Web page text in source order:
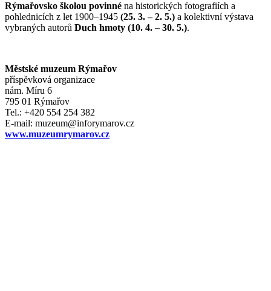
Rýmařovsko školou povinné na historických fotografiích a
pohlednicích z let 1900–1945 (25. 3. – 2. 5.) a kolektivní výstava
vybraných autorů Duch hmoty (10. 4. – 30. 5.).
Městské muzeum Rýmařov
příspěvková organizace
nám. Míru 6
795 01 Rýmařov
Tel.: +420 554 254 382
E-mail: muzeum@inforymarov.cz
www.muzeumrymarov.cz